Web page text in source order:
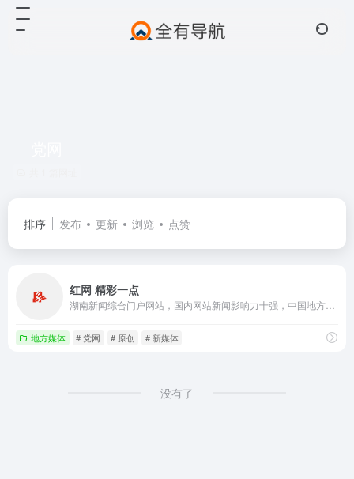
排序 发布 更新 浏览 点赞
红网 精彩一点
地方媒体 # 党网 # 原创 # 新媒体
没有了